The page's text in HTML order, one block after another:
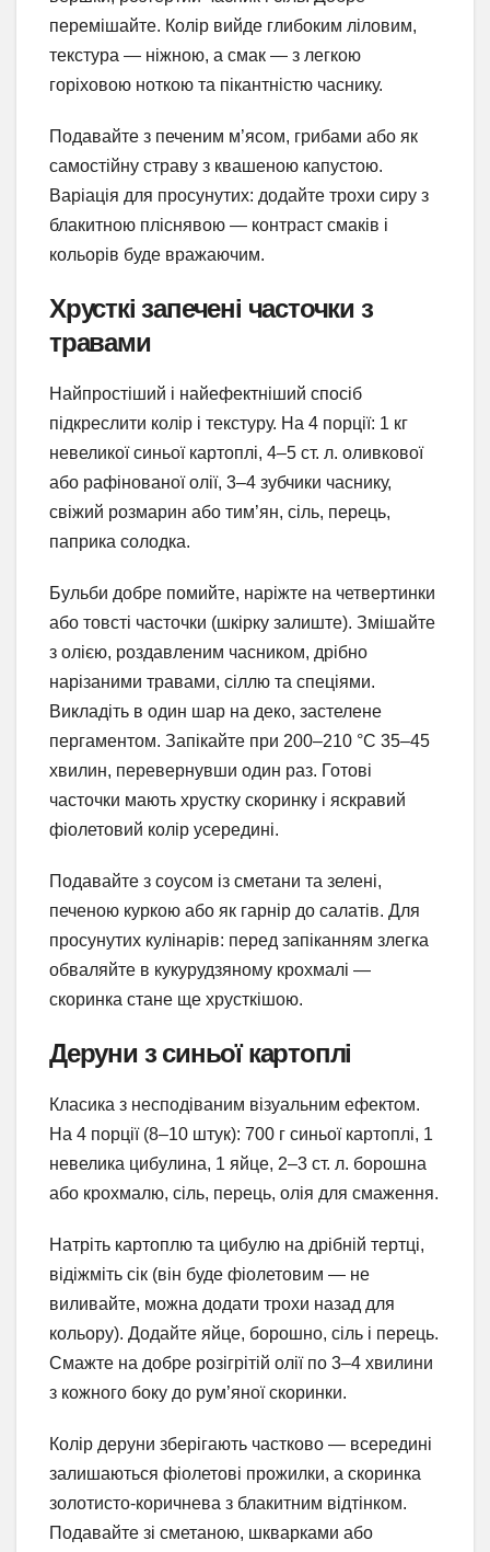
перемішайте. Колір вийде глибоким ліловим,
текстура — ніжною, а смак — з легкою
горіховою ноткою та пікантністю часнику.
Подавайте з печеним м’ясом, грибами або як
самостійну страву з квашеною капустою.
Варіація для просунутих: додайте трохи сиру з
блакитною пліснявою — контраст смаків і
кольорів буде вражаючим.
Хрусткі запечені часточки з
травами
Найпростіший і найефектніший спосіб
підкреслити колір і текстуру. На 4 порції: 1 кг
невеликої синьої картоплі, 4–5 ст. л. оливкової
або рафінованої олії, 3–4 зубчики часнику,
свіжий розмарин або тим’ян, сіль, перець,
паприка солодка.
Бульби добре помийте, наріжте на четвертинки
або товсті часточки (шкірку залиште). Змішайте
з олією, роздавленим часником, дрібно
нарізаними травами, сіллю та спеціями.
Викладіть в один шар на деко, застелене
пергаментом. Запікайте при 200–210 °C 35–45
хвилин, перевернувши один раз. Готові
часточки мають хрустку скоринку і яскравий
фіолетовий колір усередині.
Подавайте з соусом із сметани та зелені,
печеною куркою або як гарнір до салатів. Для
просунутих кулінарів: перед запіканням злегка
обваляйте в кукурудзяному крохмалі —
скоринка стане ще хрусткішою.
Деруни з синьої картоплі
Класика з несподіваним візуальним ефектом.
На 4 порції (8–10 штук): 700 г синьої картоплі, 1
невелика цибулина, 1 яйце, 2–3 ст. л. борошна
або крохмалю, сіль, перець, олія для смаження.
Натріть картоплю та цибулю на дрібній тертці,
відіжміть сік (він буде фіолетовим — не
виливайте, можна додати трохи назад для
кольору). Додайте яйце, борошно, сіль і перець.
Смажте на добре розігрітій олії по 3–4 хвилини
з кожного боку до рум’яної скоринки.
Колір деруни зберігають частково — всередині
залишаються фіолетові прожилки, а скоринка
золотисто-коричнева з блакитним відтінком.
Подавайте зі сметаною, шкварками або